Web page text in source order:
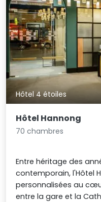
Hôtel 4 étoiles
Hôtel Hannong
70 chambres
Entre héritage des
contemporain, l'Hôtel
personnalisées au
entre la gare et la